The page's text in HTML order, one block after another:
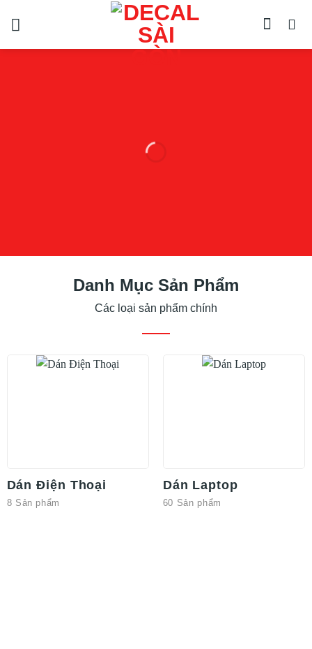
Danh Mục Sản Phẩm
Các loại sản phẩm chính
Dán Điện Thoại
8 Sản phẩm
Dán Laptop
60 Sản phẩm